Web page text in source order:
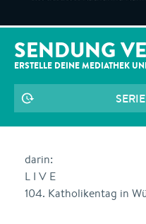
SENDUNG
ERSTELLE DEINE MEDIATHEK
darin:
L I V E
104. Katholikentag in